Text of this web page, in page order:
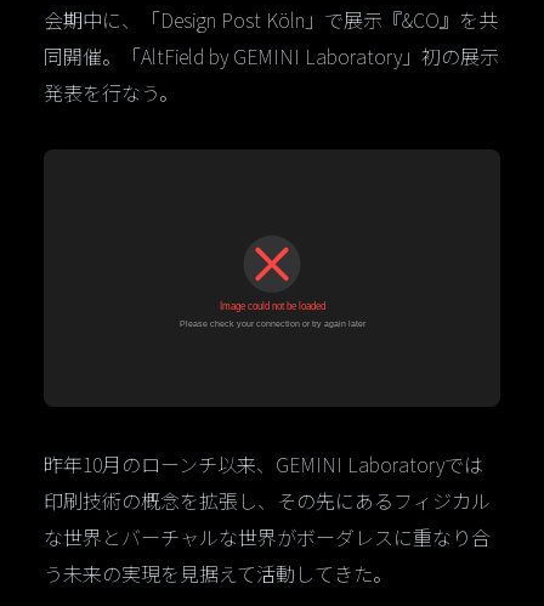
会期中に、「Design Post Köln」で展示『&CO』を共
同開催。「AltField by GEMINI Laboratory」初の展示
発表を行なう。
昨年10月のローンチ以来、GEMINI Laboratoryでは
印刷技術の概念を拡張し、その先にあるフィジカル
な世界とバーチャルな世界がボーダレスに重なり合
う未来の実現を見据えて活動してきた。